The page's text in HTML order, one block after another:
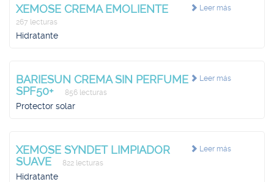
Leer más
XEMOSE CREMA EMOLIENTE
267 lecturas
Hidratante
Leer más
BARIESUN CREMA SIN PERFUME
SPF50+
856 lecturas
Protector solar
Leer más
XEMOSE SYNDET LIMPIADOR
SUAVE
822 lecturas
Hidratante